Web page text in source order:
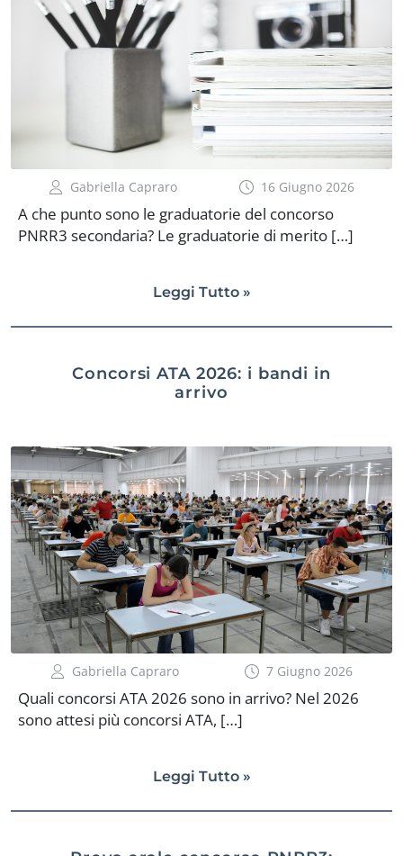
Gabriella Capraro 16 Giugno 2026
A che punto sono le graduatorie del concorso
PNRR3 secondaria? Le graduatorie di merito […]
Leggi Tutto »
Concorsi ATA 2026: i bandi in
arrivo
Gabriella Capraro 7 Giugno 2026
Quali concorsi ATA 2026 sono in arrivo? Nel 2026
sono attesi più concorsi ATA, […]
Leggi Tutto »